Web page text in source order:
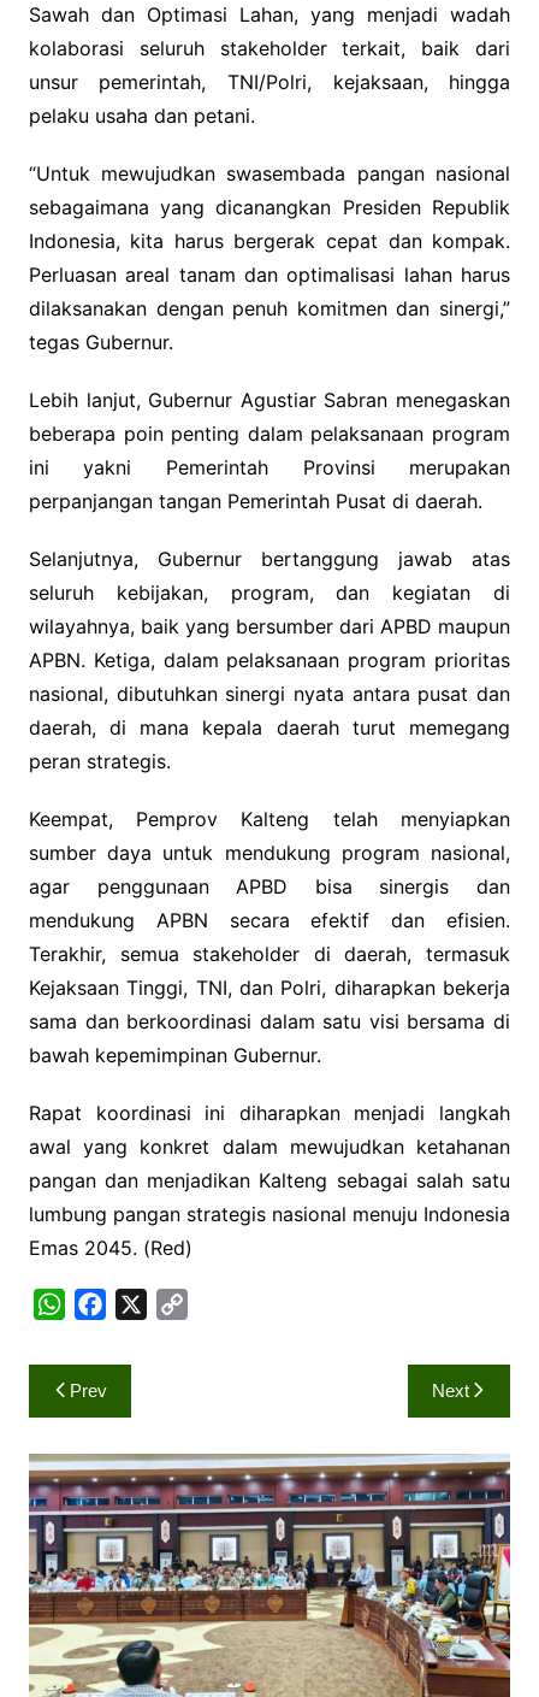
Sawah dan Optimasi Lahan, yang menjadi wadah
kolaborasi seluruh stakeholder terkait, baik dari
unsur pemerintah, TNI/Polri, kejaksaan, hingga
pelaku usaha dan petani.
“Untuk mewujudkan swasembada pangan nasional
sebagaimana yang dicanangkan Presiden Republik
Indonesia, kita harus bergerak cepat dan kompak.
Perluasan areal tanam dan optimalisasi lahan harus
dilaksanakan dengan penuh komitmen dan sinergi,”
tegas Gubernur.
Lebih lanjut, Gubernur Agustiar Sabran menegaskan
beberapa poin penting dalam pelaksanaan program
ini yakni Pemerintah Provinsi merupakan
perpanjangan tangan Pemerintah Pusat di daerah.
Selanjutnya, Gubernur bertanggung jawab atas
seluruh kebijakan, program, dan kegiatan di
wilayahnya, baik yang bersumber dari APBD maupun
APBN. Ketiga, dalam pelaksanaan program prioritas
nasional, dibutuhkan sinergi nyata antara pusat dan
daerah, di mana kepala daerah turut memegang
peran strategis.
Keempat, Pemprov Kalteng telah menyiapkan
sumber daya untuk mendukung program nasional,
agar penggunaan APBD bisa sinergis dan
mendukung APBN secara efektif dan efisien.
Terakhir, semua stakeholder di daerah, termasuk
Kejaksaan Tinggi, TNI, dan Polri, diharapkan bekerja
sama dan berkoordinasi dalam satu visi bersama di
bawah kepemimpinan Gubernur.
Rapat koordinasi ini diharapkan menjadi langkah
awal yang konkret dalam mewujudkan ketahanan
pangan dan menjadikan Kalteng sebagai salah satu
lumbung pangan strategis nasional menuju Indonesia
Emas 2045. (Red)
W
a
t
A
p
p
c
e
o
o
k
i
n
k
Navigasi
pos
Prev Next